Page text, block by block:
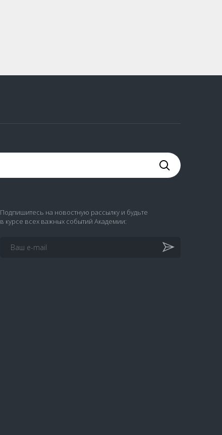
Подпишитесь на новостную рассылку и будьте
в курсе всех важных событий Академии: